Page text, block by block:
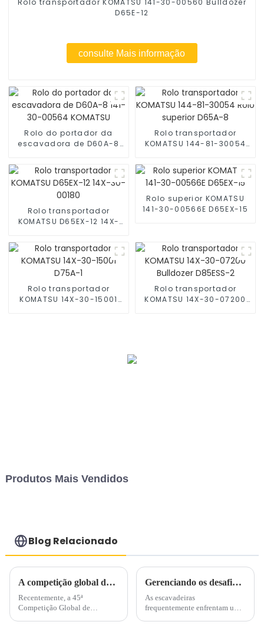
Rolo transportador KOMATSU 141-30-00560 Bulldozer
D65E-12
consulte Mais informação
Rolo do portador da
escavadora de D60A-8
Rolo transportador
KOMATSU 144-81-30054
Rolo transportador
KOMATSU D65EX-12 14X-
Rolo superior KOMATSU
141-30-00566E D65EX-15
Rolo transportador
KOMATSU 14X-30-15001
Rolo transportador
KOMATSU 14X-30-07200
Produtos Mais Vendidos
Blog Relacionado
A competição global de competências da Komatsu foi realizada com sucesso no Japão
Recentemente, a 45ª
Competição Global de
Gerenciando os desafios de alta temperatura da escavadeira na construção de verão
As escavadeiras
frequentemente enfrentam um